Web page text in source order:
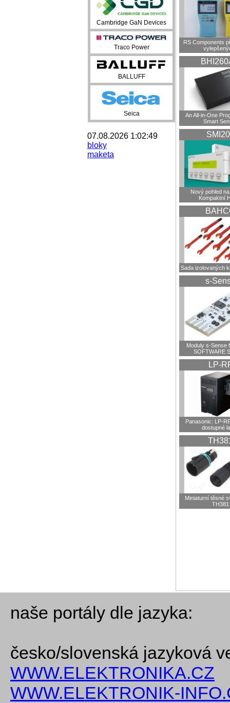
Cambridge GaN Devices
Traco Power
BALLUFF
Seica
07.08.2026 1:02:49
bloky
maketa
RS Components
An All-in-One
Smart
Nový pohled
Kompaktní
Sada izolovaných
s-
Moduly s-Sense
SOFTWARE
LP-
Panasonic: LP-
dostupné
Miniaturní těsné
TH381
naše portály dle jazyka:
česko/slovenská jazyková
WWW.ELEKTRONIKA.CZ
WWW.ELEKTRONIK-